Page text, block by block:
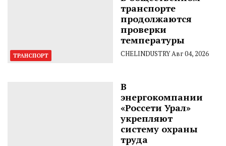
ТРАНСПОРТ
транспорте
продолжаются
проверки
температуры
CHELINDUSTRYАвг 04, 2026
В
энергокомпании
«Россети Урал»
укрепляют
систему охраны
труда